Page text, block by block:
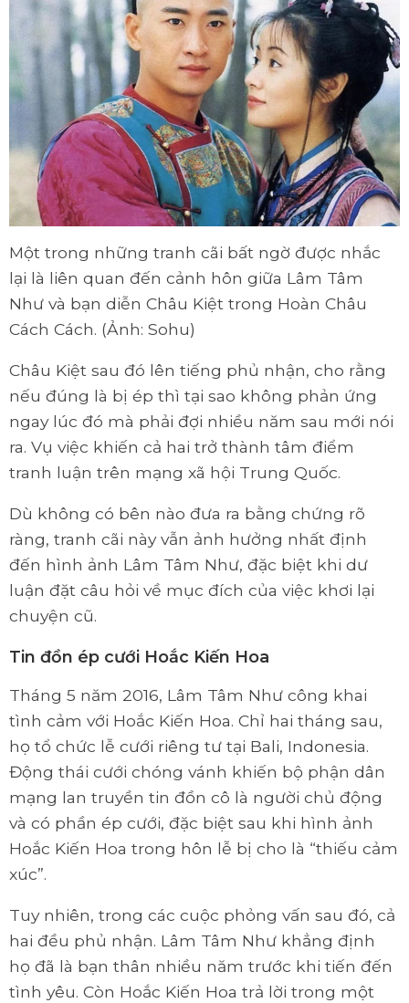
Một trong những tranh cãi bất ngờ được nhắc
lại là liên quan đến cảnh hôn giữa Lâm Tâm
Như và bạn diễn Châu Kiệt trong Hoàn Châu
Cách Cách. (Ảnh: Sohu)
Châu Kiệt sau đó lên tiếng phủ nhận, cho rằng
nếu đúng là bị ép thì tại sao không phản ứng
ngay lúc đó mà phải đợi nhiều năm sau mới nói
ra. Vụ việc khiến cả hai trở thành tâm điểm
tranh luận trên mạng xã hội Trung Quốc.
Dù không có bên nào đưa ra bằng chứng rõ
ràng, tranh cãi này vẫn ảnh hưởng nhất định
đến hình ảnh Lâm Tâm Như, đặc biệt khi dư
luận đặt câu hỏi về mục đích của việc khơi lại
chuyện cũ.
Tin đồn ép cưới Hoắc Kiến Hoa
Tháng 5 năm 2016, Lâm Tâm Như công khai
tình cảm với Hoắc Kiến Hoa. Chỉ hai tháng sau,
họ tổ chức lễ cưới riêng tư tại Bali, Indonesia.
Động thái cưới chóng vánh khiến bộ phận dân
mạng lan truyền tin đồn cô là người chủ động
và có phần ép cưới, đặc biệt sau khi hình ảnh
Hoắc Kiến Hoa trong hôn lễ bị cho là “thiếu cảm
xúc”.
Tuy nhiên, trong các cuộc phỏng vấn sau đó, cả
hai đều phủ nhận. Lâm Tâm Như khẳng định
họ đã là bạn thân nhiều năm trước khi tiến đến
tình yêu. Còn Hoắc Kiến Hoa trả lời trong một